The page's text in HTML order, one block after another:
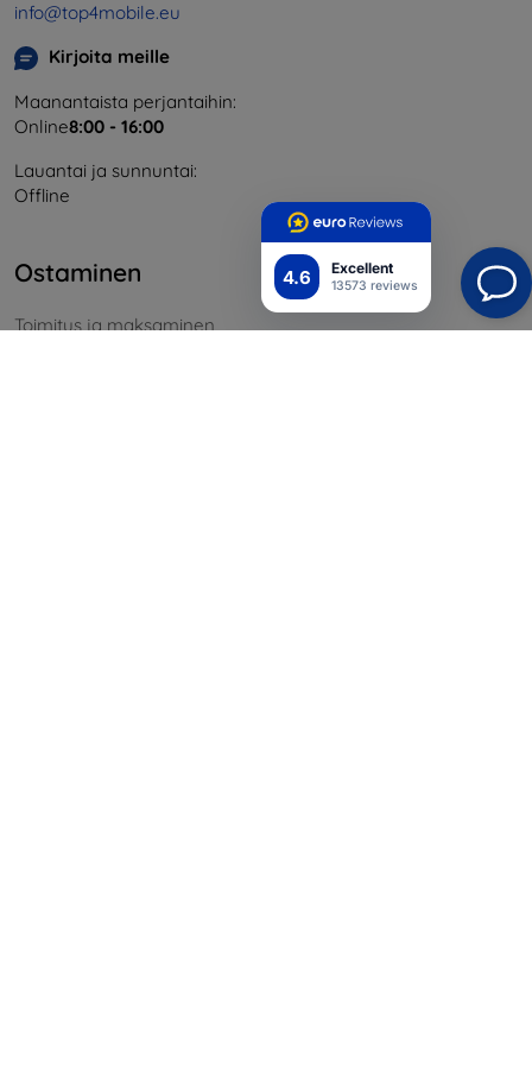
4.6 Excellent
13573 reviews
info@top4mobile.eu
Kirjoita meille
Maanantaista perjantaihin:
Online8:00 - 16:00
Lauantai ja sunnuntai:
Offline
Ostaminen
Toimitus ja maksaminen